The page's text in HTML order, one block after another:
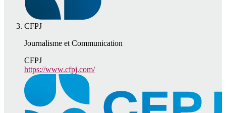
CFPJ
Journalisme et Communication
CFPJ
https://www.cfpj.com/